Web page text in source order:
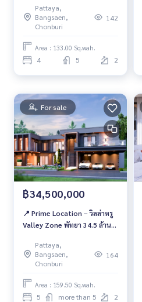
High-End💰 ราคาเริ่มต้นเพียง
23.5 ล้านบาท
Pattaya,
Bangsaen,
Chonburi
142
Area : 133.00 Sq.wah.
4 5 2
For sale
฿34,500,000
📍 Prime Location – วิลล่าหรู
Valley Zone พัทยา 34.5 ล้าน
Pattaya,
Bangsaen,
Chonburi
164
Area : 159.50 Sq.wah.
5 more than 5 2